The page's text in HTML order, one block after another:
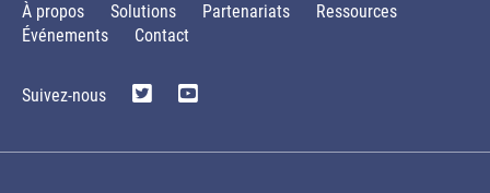
À propos Solutions Partenariats
Ressources
Événements
Contact
Suivez-nous